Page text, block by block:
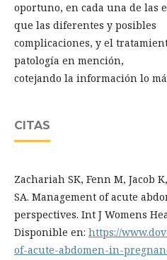
oportuno, en cada una de las
que las diferentes y posibles
complicaciones, y el
patología en mención,
cotejando la información lo
CITAS
Zachariah SK, Fenn M, Jacob
SA. Management of acute
perspectives. Int J Womens
Disponible en: https://
of-acute-abdomen-in-